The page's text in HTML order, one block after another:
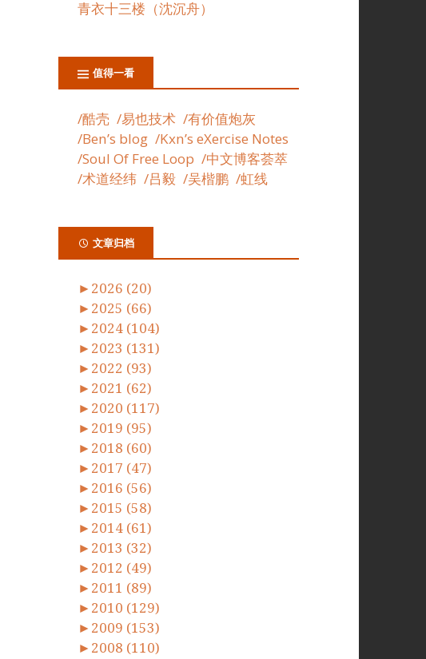
青衣十三楼（沈沉舟）
值得一看
/酷壳 /易也技术 /有价值炮灰
/Ben’s blog /Kxn’s eXercise Notes
/Soul Of Free Loop /中文博客荟萃
/术道经纬 /吕毅 /吴楷鹏 /虹线
文章归档
► 2026 (20)
► 2025 (66)
► 2024 (104)
► 2023 (131)
► 2022 (93)
► 2021 (62)
► 2020 (117)
► 2019 (95)
► 2018 (60)
► 2017 (47)
► 2016 (56)
► 2015 (58)
► 2014 (61)
► 2013 (32)
► 2012 (49)
► 2011 (89)
► 2010 (129)
► 2009 (153)
► 2008 (110)